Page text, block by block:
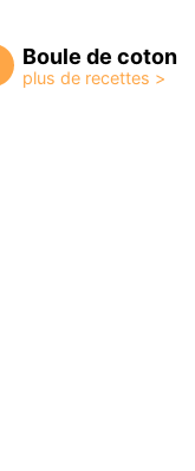
Boule de coton